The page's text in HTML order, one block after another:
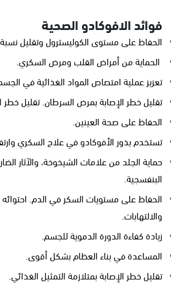
فوائد الافوكادو الصحية
الحفاظ على مستوى الكوليسترول وتقليل نسبة
الحماية من أمراض القلب ومرض السكري.
تعزيز عملية امتصاص المواد الغذائية في
تقليل خطر الإصابة بمرض السرطان. تقليل خطر
الحفاظ على صحة العينين.
تستخدم بذور الأفوكادو في علاج السكري
حماية الجلد من علامات الشيخوخة، والآثار
البنفسجية.
الحفاظ على مستويات السكر في الدم.
والالتهابات.
زيادة كفاءة الدورة الدموية للجسم.
المساعدة في بناء العظام بشكل أقوى.
تقليل خطر الإصابة بمتلازمة التمثيل الغذائي.